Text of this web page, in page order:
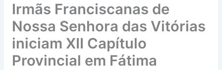
Irmãs Franciscanas de
Nossa Senhora das Vitórias
iniciam XII Capítulo
Provincial em Fátima